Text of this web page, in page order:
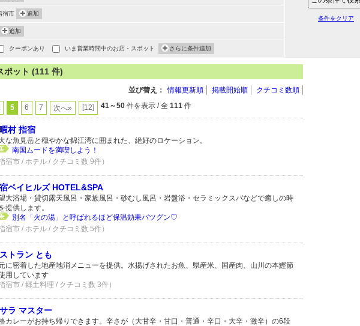
宿市 追加
追加
クーポンあり いま営業時間中のお店・スポット さらに条件追加
条件をクリア
ポット (111 件)
並び替え： 情報更新順 掲載開始順 クチコミ数順
5 6 7 次へ» [12] 41～50 件を表示 / 全 111 件
村 指宿
な魚見岳と穏やかな錦江湾に囲まれた、絶好のロケーション。
南国ムードを満喫しよう！
指宿市 / ホテル / クチコミ数 9件）
ベイヒルズ HOTEL&SPA
大浴場・貸切露天風呂・家族風呂・砂むし風呂・岩盤浴・セラミックスパなどで癒しの時
提供します。
別名「火の湯」と呼ばれるほど保温効果バツグン♡
指宿市 / ホテル / クチコミ数 5件）
トラン とも
に密着した地産地消メニューを提供。水揚げされたお魚、県産米、国産肉、山川の本鰹節
用しています
指宿市 / 郷土料理 / クチコミ数 3件）
ラ マスター
カレーがお持ち帰りできます。辛さが（大甘辛・甘口・普通・辛口・大辛・激辛）の6段